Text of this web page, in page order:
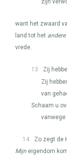
zijn
want het zwaard
land tot het andere
vrede.
13 Zij
Zij
van
Schaam u
vanwege
14 Zo zegt de
Mijn eigendom